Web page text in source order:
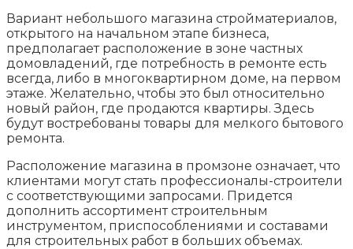
Вариант небольшого магазина стройматериалов,
открытого на начальном этапе бизнеса,
предполагает расположение в зоне частных
домовладений, где потребность в ремонте есть
всегда, либо в многоквартирном доме, на первом
этаже. Желательно, чтобы это был относительно
новый район, где продаются квартиры. Здесь
будут востребованы товары для мелкого бытового
ремонта.
Расположение магазина в промзоне означает, что
клиентами могут стать профессионалы-строители
с соответствующими запросами. Придется
дополнить ассортимент строительным
инструментом, приспособлениями и составами
для строительных работ в больших объемах.